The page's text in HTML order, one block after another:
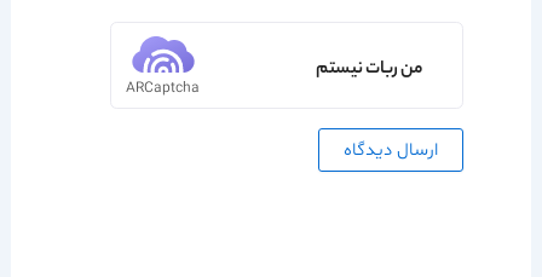
من ربات نیستم
ARCaptcha